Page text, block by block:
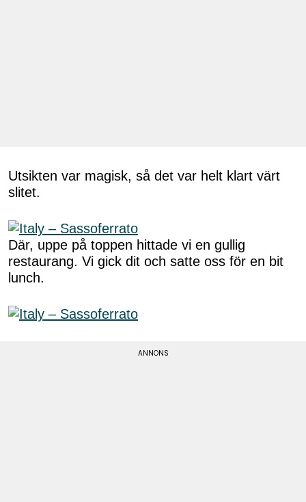
Utsikten var magisk, så det var helt klart värt
slitet.
Där, uppe på toppen hittade vi en gullig
restaurang. Vi gick dit och satte oss för en bit
lunch.